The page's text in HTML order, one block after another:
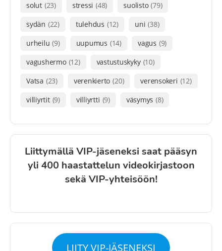
solut (23) stressi (48) suolisto (79)
sydän (22) tulehdus (12) uni (38)
urheilu (9) uupumus (14) vagus (9)
vagushermo (12) vastustuskyky (10)
Vatsa (23) verenkierto (20) verensokeri (12)
villiyrtit (9) villiyrtti (9) väsymys (8)
Liittymällä VIP-jäseneksi saat pääsyn
yli 400 haastattelun videokirjastoon
sekä VIP-yhteisöön!
LIITY VIP-JÄSENEKSI